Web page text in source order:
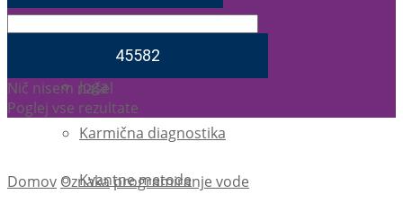
Feng Shui
Joga
Karmična diagnostika
Kvantne metode
Nič nisem našel
Poglej vse rezultate
Domov Oznakaprogramiranje vode